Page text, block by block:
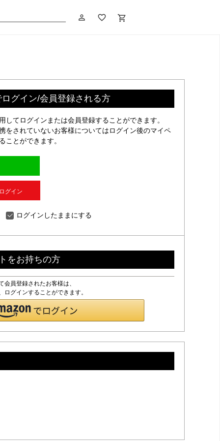
person_outline favorite_border shopping_cart
グイン/会員登録される方
してログインまたは会員登録することができます。
をされていないお客様についてはログイン後のマイペ
ことができます。
グイン
ログインしたままにする
をお持ちの方
員登録されたお客様は、
グインすることができます。